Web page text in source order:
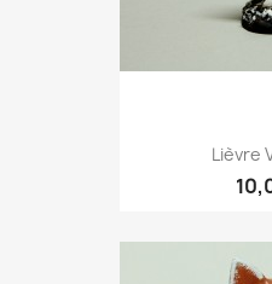
Lièvre